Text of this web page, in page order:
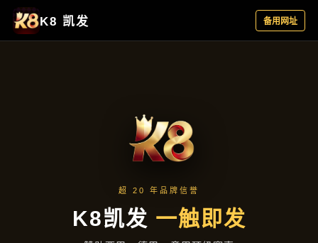
成功案例
首页 成功案例